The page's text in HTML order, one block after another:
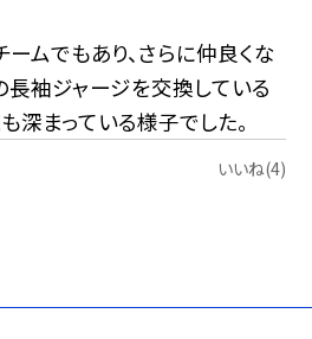
ムでもあり、さらに仲良くな
袖ジャージを交換している
深まっている様子でした。
いいね(4)